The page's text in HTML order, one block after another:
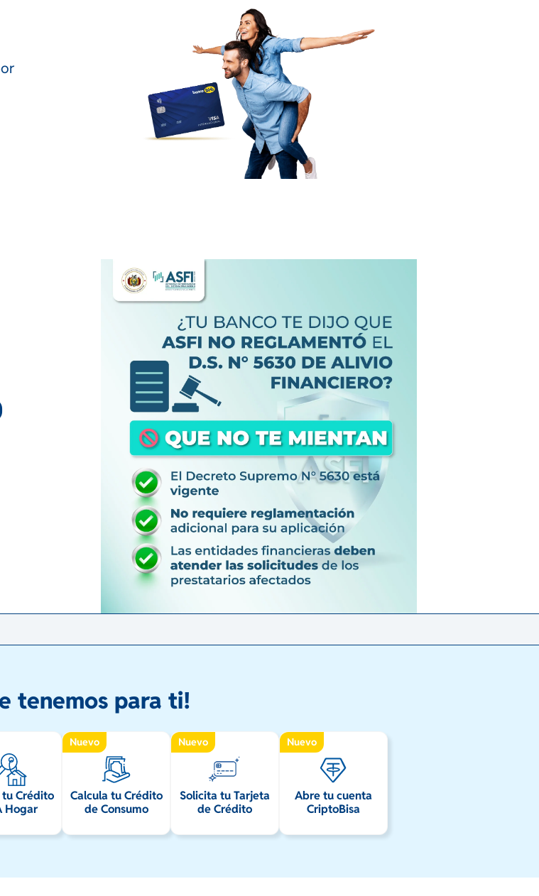
tenemos para ti!
tu Crédito
Hogar
Nuevo
Calcula tu Crédito
de Consumo
Nuevo
Solicita tu Tarjeta
de Crédito
Nuevo
Abre tu cuenta
CriptoBisa